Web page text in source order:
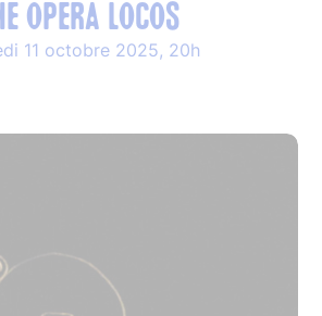
OPERA LOCOS
11 octobre 2025, 20h